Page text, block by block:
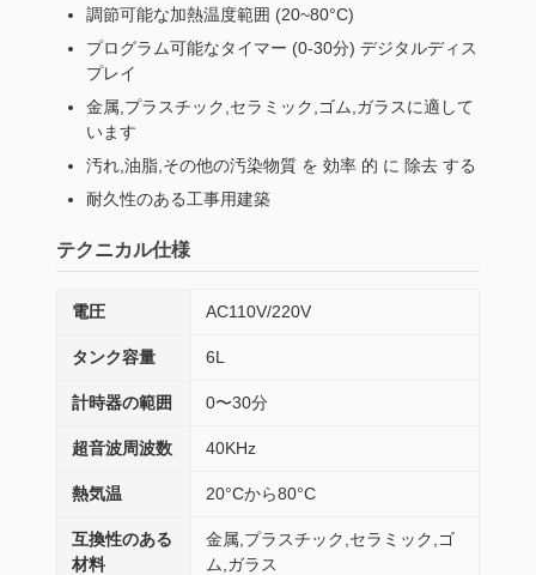
調節可能な加熱温度範囲 (20~80°C)
プログラム可能なタイマー (0-30分) デジタルディス
プレイ
金属,プラスチック,セラミック,ゴム,ガラスに適して
います
汚れ,油脂,その他の汚染物質 を 効率 的 に 除去 する
耐久性のある工事用建築
テクニカル仕様
電圧 AC110V/220V
タンク容量 6L
計時器の範囲 0〜30分
超音波周波数 40KHz
熱気温 20°Cから80°C
互換性のある
材料
金属,プラスチック,セラミック,ゴ
ム,ガラス